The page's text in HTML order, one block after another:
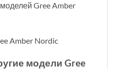
Gree Amber
Amber Nordic
модели Gree